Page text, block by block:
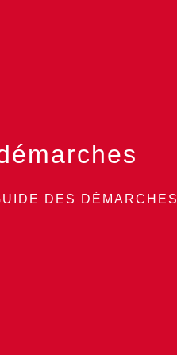
DES DÉMARCHES